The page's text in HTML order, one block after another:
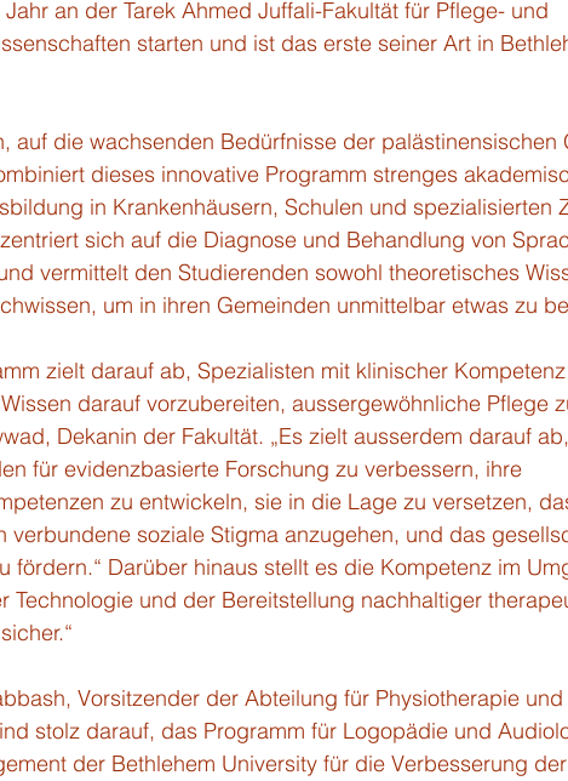
an der Tarek Ahmed Juffali-Fakultät für Pflege- und
starten und ist das erste seiner Art in
auf die wachsenden Bedürfnisse der palästinensischen
dieses innovative Programm strenges
in Krankenhäusern, Schulen und spezialisierten
sich auf die Diagnose und Behandlung von
vermittelt den Studierenden sowohl theoretisches
um in ihren Gemeinden unmittelbar etwas zu
zielt darauf ab, Spezialisten mit klinischer
darauf vorzubereiten, aussergewöhnliche Pflege
Dekanin der Fakultät. „Es zielt ausserdem darauf
für evidenzbasierte Forschung zu verbessern, ihre
zu entwickeln, sie in die Lage zu versetzen,
verbundene soziale Stigma anzugehen, und das
fördern.“ Darüber hinaus stellt es die Kompetenz im
Technologie und der Bereitstellung nachhaltiger
Vorsitzender der Abteilung für Physiotherapie
stolz darauf, das Programm für Logopädie und
der Bethlehem University für die Verbesserung der